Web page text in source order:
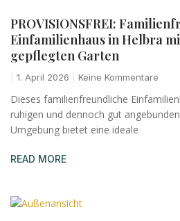
PROVISIONSFREI:
Einfamilienhaus in Helbra
gepflegten Garten
1. April 2026 Keine Kommentare
Dieses familienfreundliche
ruhigen und dennoch gut
Umgebung bietet eine ideale
READ MORE